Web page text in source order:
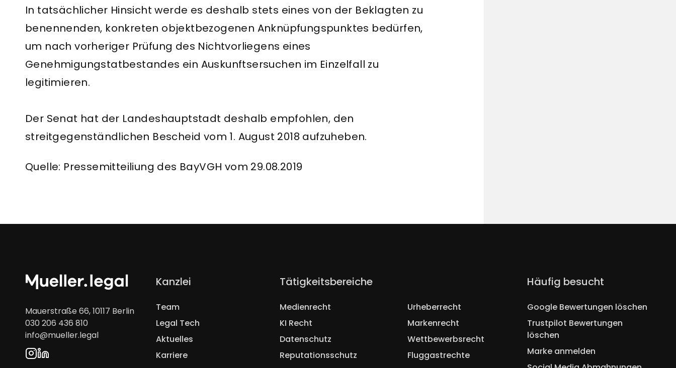
In tatsächlicher Hinsicht werde es deshalb stets eines von der Beklagten zu
benennenden, kon­kreten objektbezogenen Anknüpfungspunktes bedürfen,
um nach vorheriger Prüfung des Nichtvorliegens eines
Genehmigungstatbestandes ein Auskunftser­suchen im Einzelfall zu
legitimieren.
Der Senat hat der Landeshauptstadt deshalb empfohlen, den
streitgegenständli­chen Bescheid vom 1. August 2018 aufzuheben.
Quelle: Pressemitteiliung des BayVGH vom 29.08.2019
Mauerstraße 66, 10117 Berlin
030 206 436 810
info@mueller.legal
Navigation
Kanzlei
Team
Legal Tech
Aktuelles
Karriere
Navigation
überspringen
Tätigkeitsbereiche
Medienrecht
KI Recht
Datenschutz
Reputationsschutz
Urheberrecht
Markenrecht
Wettbewerbsrecht
Fluggastrechte
Navigation
überspringen
Häufig besucht
Google Bewertungen löschen
Trustpilot Bewertungen
löschen
Marke anmelden